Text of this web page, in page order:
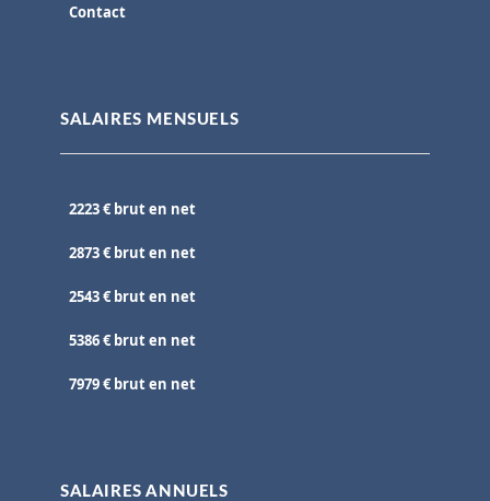
Contact
SALAIRES MENSUELS
2223 € brut en net
2873 € brut en net
2543 € brut en net
5386 € brut en net
7979 € brut en net
SALAIRES ANNUELS